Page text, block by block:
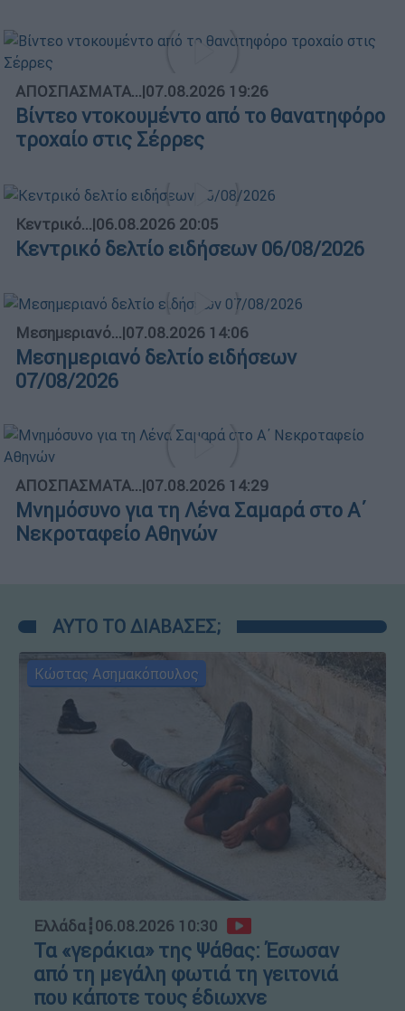
ΑΠΟΣΠΑΣΜΑΤΑ...|07.08.2026 19:26
Βίντεο ντοκουμέντο από το θανατηφόρο
τροχαίο στις Σέρρες
Κεντρικό...|06.08.2026 20:05
Κεντρικό δελτίο ειδήσεων 06/08/2026
Μεσημεριανό...|07.08.2026 14:06
Μεσημεριανό δελτίο ειδήσεων
07/08/2026
ΑΠΟΣΠΑΣΜΑΤΑ...|07.08.2026 14:29
Μνημόσυνο για τη Λένα Σαμαρά στο Α΄
Νεκροταφείο Αθηνών
ΑΥΤΟ ΤΟ ΔΙΑΒΑΣΕΣ;
Κώστας Ασημακόπουλος
Ελλάδα┋06.08.2026 10:30
Τα «γεράκια» της Ψάθας: Έσωσαν
από τη μεγάλη φωτιά τη γειτονιά
που κάποτε τους έδιωχνε